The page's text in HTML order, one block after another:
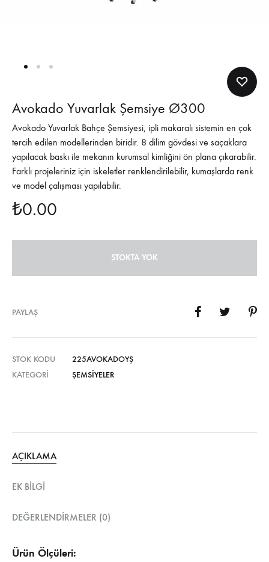
Avokado Yuvarlak Şemsiye Ø300
Avokado Yuvarlak Bahçe Şemsiyesi, ipli makaralı sistemin en çok
tercih edilen modellerinden biridir. 8 dilim gövdesi ve saçaklara
yapılacak baskı ile mekanın kurumsal kimliğini ön plana çıkarabilir.
Farklı projeleriniz için iskeletler renklendirilebilir, kumaşlarda renk
ve model çalışması yapılabilir.
₺0.00
STOKTA YOK
PAYLAŞ
STOK KODU
225AVOKADOYŞ
KATEGORI
ŞEMSIYELER
AÇIKLAMA
EK BILGI
DEĞERLENDIRMELER (0)
Ürün Ölçüleri: